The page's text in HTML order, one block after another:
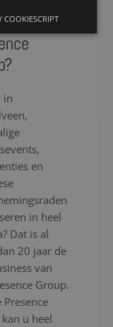
in
en
in heel
Dat is al
20 jaar de
van
Group.
Presence
u heel
COOKIESCRIPT